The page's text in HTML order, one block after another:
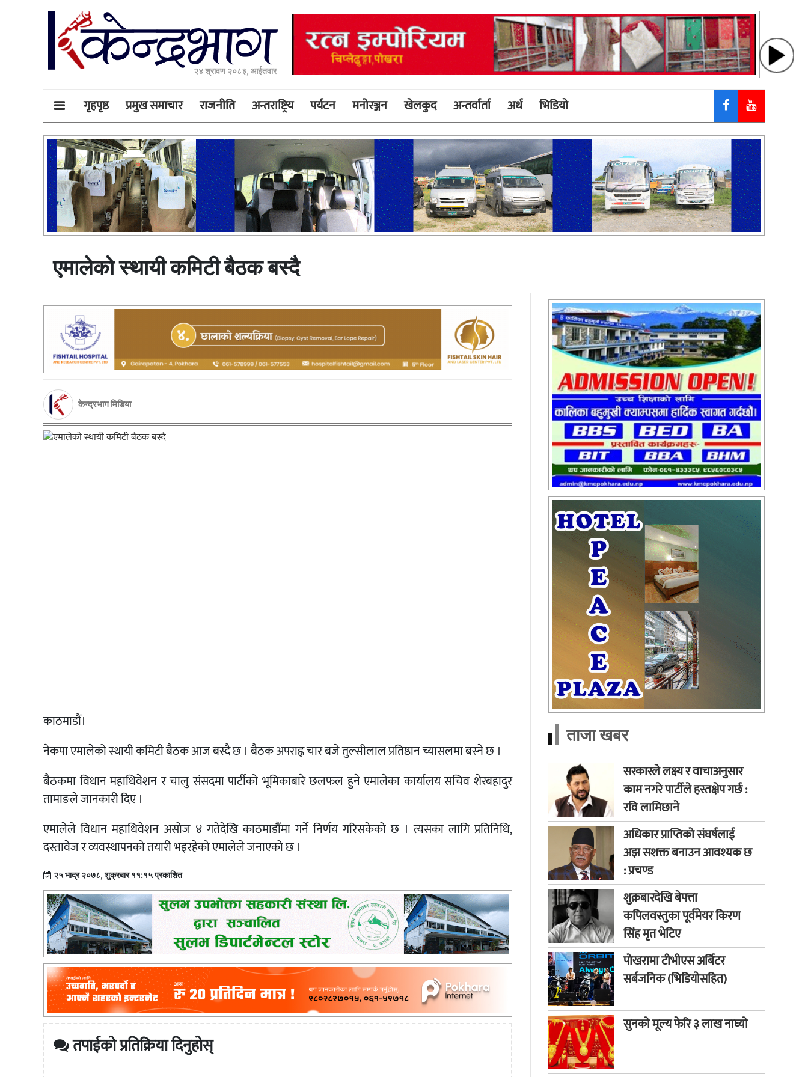
२४ श्रावण २०८३, आईतवार
गृहपृष्ठ प्रमुख समाचार राजनीति अन्तराष्ट्रिय पर्यटन मनोरञ्जन खेलकुद अन्तर्वार्ता अर्थ भिडियाे
एमालेको स्थायी कमिटी बैठक बस्दै
केन्द्रभाग मिडिया
काठमाडौं।
नेकपा एमालेको स्थायी कमिटी बैठक आज बस्दै छ । बैठक अपराह्न चार बजे तुल्सीलाल प्रतिष्ठान च्यासलमा बस्ने छ ।
बैठकमा विधान महाधिवेशन र चालु संसदमा पार्टीको भूमिकाबारे छलफल हुने एमालेका कार्यालय सचिव शेरबहादुर
तामाङले जानकारी दिए ।
एमालेले विधान महाधिवेशन असोज ४ गतेदेखि काठमाडौंमा गर्ने निर्णय गरिसकेको छ । त्यसका लागि प्रतिनिधि,
दस्तावेज र व्यवस्थापनको तयारी भइरहेको एमालेले जनाएको छ ।
२५ भाद्र २०७८, शुक्रबार ११:१५ प्रकाशित
तपाईको प्रतिक्रिया दिनुहोस्
ताजा खबर
सरकारले लक्ष्य र वाचाअनुसार
काम नगरे पार्टीले हस्तक्षेप गर्छ :
रवि लामिछाने
अधिकार प्राप्तिको संघर्षलाई
अझ सशक्त बनाउन आवश्यक छ
: प्रचण्ड
शुक्रबारदेखि बेपत्ता
कपिलवस्तुका पूर्वमेयर किरण
सिंह मृत भेटिए
पोखरामा टीभीएस अर्बिटर
सर्बजनिक (भिडियोसहित)
सुनको मूल्य फेरि ३ लाख नाघ्यो